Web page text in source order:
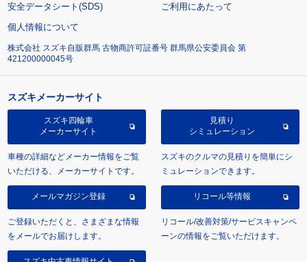
安全データシート(SDS)
ご利用にあたって
個人情報について
株式会社 スズキ自販群馬 古物商許可証番号 群馬県公安委員会 第
421200000045号
スズキメーカーサイト
スズキ四輪車
メーカーサイト
車種の詳細などメーカー情報をご覧
いただける、メーカーサイトです。
見積り
シミュレーション
スズキのクルマの見積りを簡単にシ
ミュレーションできます。
メールマガジン登録
ご登録いただくと、さまざまな情報
をメールでお届けします。
リコール等情報
リコール/改善対策/サービスキャンペ
ーンの情報をご覧いただけます。